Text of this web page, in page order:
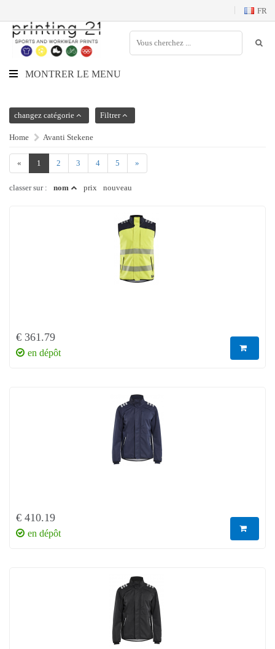
FR
MONTRER LE MENU
changez catégorie Filtrer
Home Avanti Stekene
« 1 2 3 4 5 »
classer sur : nom prix nouveau
€ 361.79
en dépôt
€ 410.19
en dépôt